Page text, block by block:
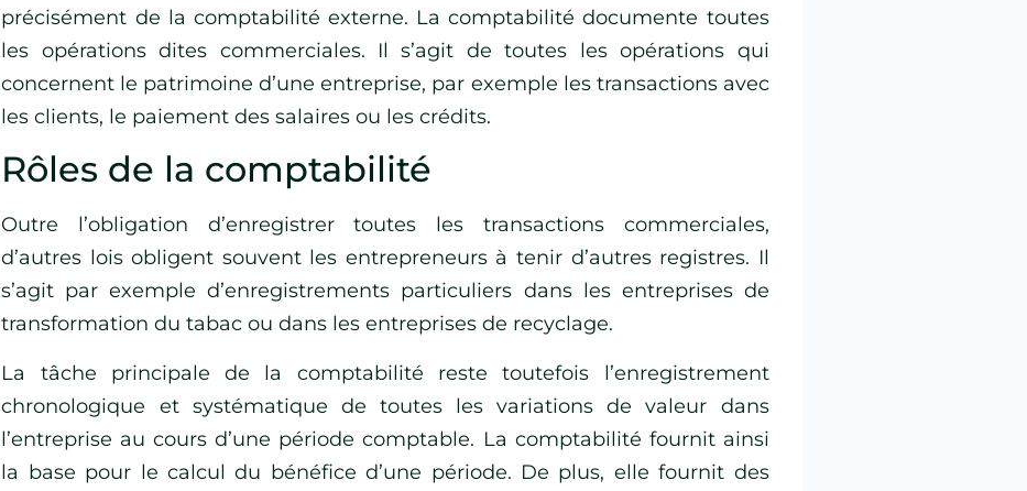
précisément de la comptabilité externe. La comptabilité documente toutes
les opérations dites commerciales. Il s’agit de toutes les opérations qui
concernent le patrimoine d’une entreprise, par exemple les transactions avec
les clients, le paiement des salaires ou les crédits.
Rôles de la comptabilité
Outre l’obligation d’enregistrer toutes les transactions commerciales,
d’autres lois obligent souvent les entrepreneurs à tenir d’autres registres. Il
s’agit par exemple d’enregistrements particuliers dans les entreprises de
transformation du tabac ou dans les entreprises de recyclage.
La tâche principale de la comptabilité reste toutefois l’enregistrement
chronologique et systématique de toutes les variations de valeur dans
l’entreprise au cours d’une période comptable. La comptabilité fournit ainsi
la base pour le calcul du bénéfice d’une période. De plus, elle fournit des